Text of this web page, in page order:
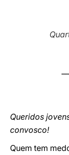
Queridos
convosco!
Quem tem